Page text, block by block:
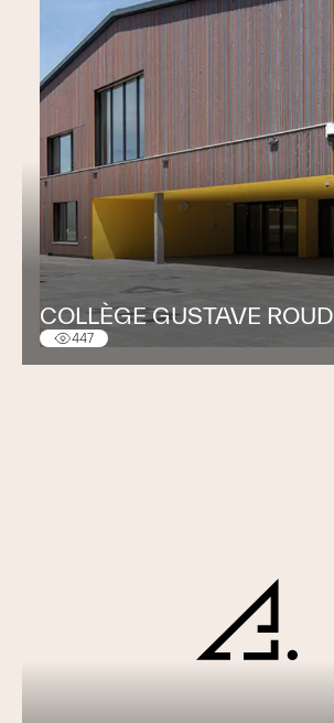
COLLÈGE GUSTAVE ROUD
447